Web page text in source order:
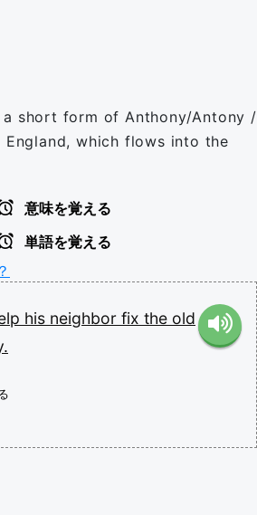
a short form of Anthony/Antony /
England, which flows into the
意味を覚える
単語を覚える
his neighbor fix the old